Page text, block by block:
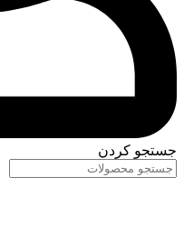
جستجو کردن